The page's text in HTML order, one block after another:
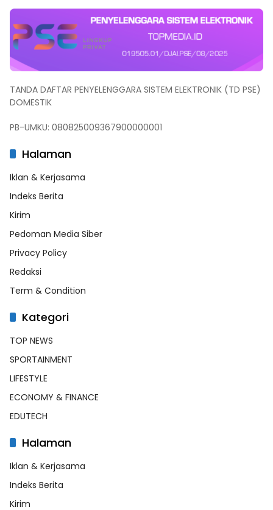
TANDA DAFTAR PENYELENGGARA SISTEM ELEKTRONIK (TD PSE)
DOMESTIK
PB-UMKU: 080825009367900000001
Halaman
Iklan & Kerjasama
Indeks Berita
Kirim
Pedoman Media Siber
Privacy Policy
Redaksi
Term & Condition
Kategori
TOP NEWS
SPORTAINMENT
LIFESTYLE
ECONOMY & FINANCE
EDUTECH
Halaman
Iklan & Kerjasama
Indeks Berita
Kirim